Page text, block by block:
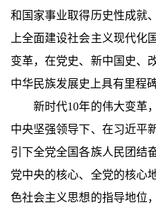
和国家事业取得历史性成就
上全面建设社会主义现代化
变革，在党史、新中国史、
中华民族发展史上具有里程碑
新时代10年的伟大变革，
中央坚强领导下、在习近平
引下全党全国各族人民团结
党中央的核心、全党的核心
色社会主义思想的指导地位